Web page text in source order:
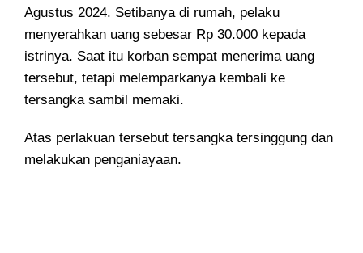
Agustus 2024. Setibanya di rumah, pelaku
menyerahkan uang sebesar Rp 30.000 kepada
istrinya. Saat itu korban sempat menerima uang
tersebut, tetapi melemparkanya kembali ke
tersangka sambil memaki.
Atas perlakuan tersebut tersangka tersinggung dan
melakukan penganiayaan.